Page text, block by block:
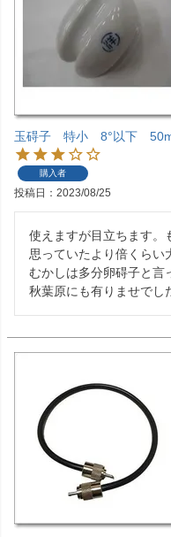
玉碍子 特小 8°以下
購入者
投稿日 2023/08/25
使えますが目立ちます。
思っていたより倍くらい
むかしは多分卵碍子と言
秋葉原にも有りませでし